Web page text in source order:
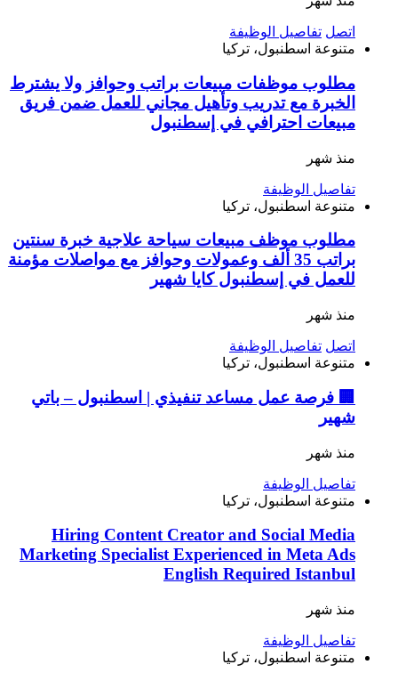
اتصل تفاصيل الوظيفة
متنوعة اسطنبول، تركيا
مطلوب موظفات مبيعات براتب وحوافز ولا يشترط
الخبرة مع تدريب وتأهيل مجاني للعمل ضمن فريق
مبيعات احترافي في إسطنبول
منذ شهر
تفاصيل الوظيفة
متنوعة اسطنبول، تركيا
مطلوب موظف مبيعات سياحة علاجية خبرة سنتين
براتب 35 ألف وعمولات وحوافز مع مواصلات مؤمنة
للعمل في إسطنبول كايا شهير
منذ شهر
اتصل تفاصيل الوظيفة
متنوعة اسطنبول، تركيا
🏢 فرصة عمل مساعد تنفيذي | اسطنبول – باتي
شهير
منذ شهر
تفاصيل الوظيفة
متنوعة اسطنبول، تركيا
Hiring Content Creator and Social Media
Marketing Specialist Experienced in Meta Ads
English Required Istanbul
منذ شهر
تفاصيل الوظيفة
متنوعة اسطنبول، تركيا